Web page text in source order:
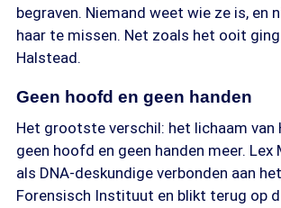
begraven. Niemand weet wie ze is, en
haar te missen. Net zoals het ooit
Halstead.
Geen hoofd en geen handen
Het grootste verschil: het lichaam van
geen hoofd en geen handen meer. Lex
als DNA-deskundige verbonden aan
Forensisch Instituut en blikt terug op